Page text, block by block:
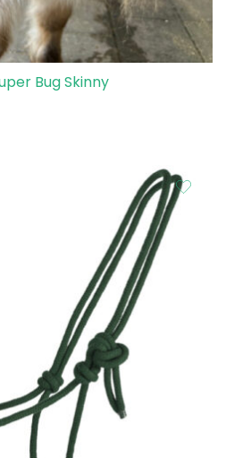
Bug Skinny